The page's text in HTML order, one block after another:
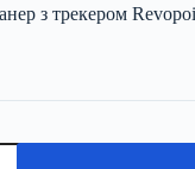
з трекером